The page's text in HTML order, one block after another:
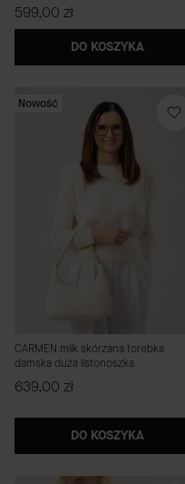
Cena
599,00 zł
DO KOSZYKA
Nowość
CARMEN milk skórzana torebka
damska duża listonoszka
Cena
639,00 zł
DO KOSZYKA